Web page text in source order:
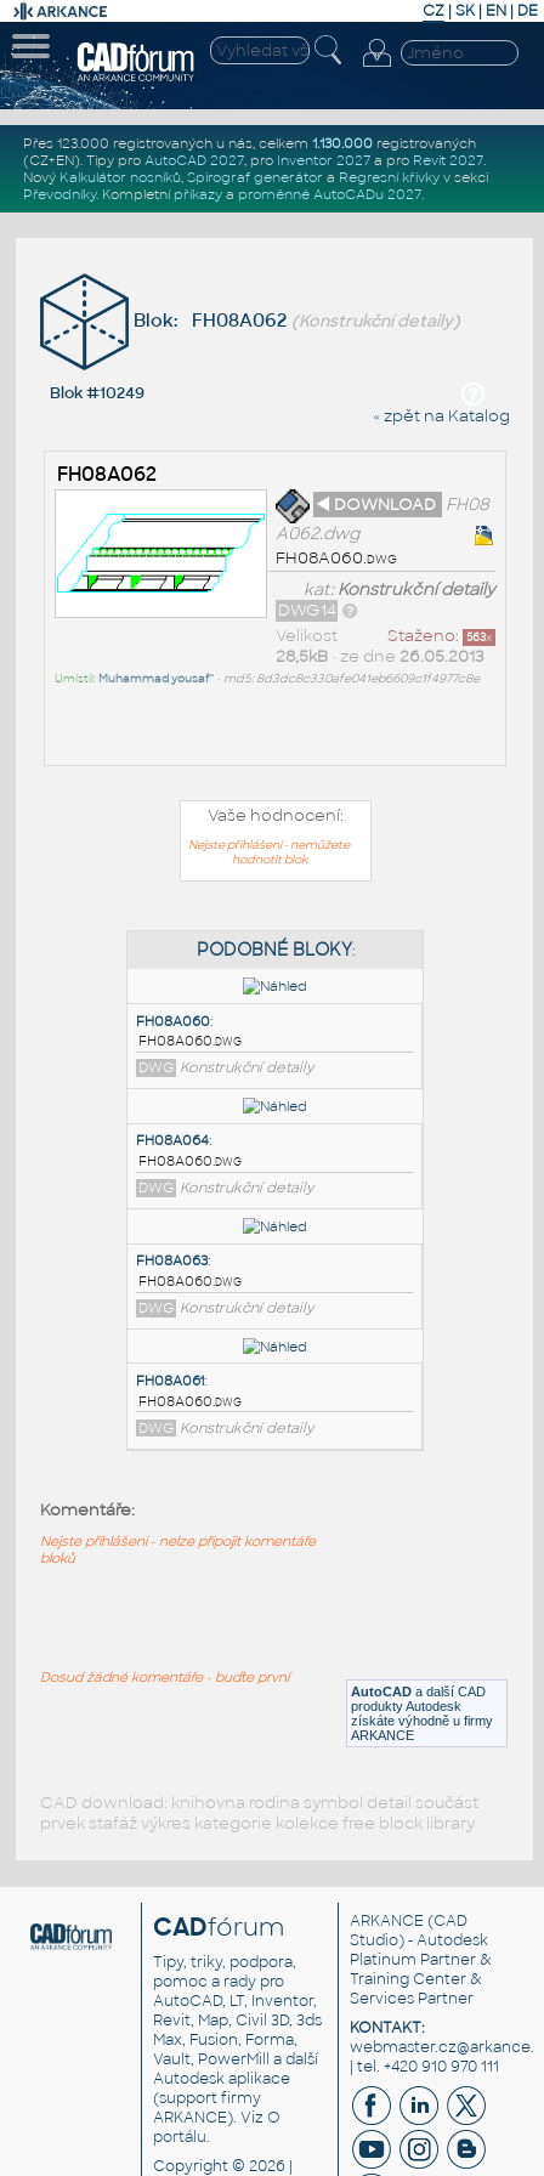
CZ | SK| EN | DE
Přes 123.000 registrovaných u nás, celkem 1.130.000registrovaných
(CZ+EN). Tipy pro AutoCAD 2027, pro Inventor 2027a pro Revit 2027.
Nový Kalkulátor nosníků, Spirograf generátor a Regresní křivkyv sekci
Převodníky. Kompletní příkazya proměnné AutoCADu 2027.
Blok: FH08A062 (Konstrukční detaily)
Blok #10249
« zpět na Katalog
FH08A062
◄ DOWNLOAD FH08
A062.dwg
FH08A060.dwg
kat:Konstrukční detaily
DWG14
Staženo: 563x
Velikost
28,5kB• ze dne 26.05.2013
Umístil: Muhammad yousaf^ • md5: 8d3dc8c330afe041eb6609c1f4977c8e
Vaše hodnocení:
Nejste přihlášeni - nemůžete
hodnotit blok
PODOBNÉ BLOKY:
FH08A060
FH08A060.dwg
DWG
FH08A064:
FH08A060.dwg
DWG Konstrukční detaily
DWG Konstrukční detaily
DWG Konstrukční detaily
AutoCAD a další CAD
produkty Autodesk
získáte výhodně u firmy
ARKANCE
Komentáře:
Nejste přihlášeni - nelze připojit komentáře
bloků
Dosud žádné komentáře - buďte první
CAD download: knihovna rodina symbol detail součást
prvek stafáž výkres kategorie kolekce free block library
CADfórum
Tipy, triky, podpora,
pomoc a rady pro
AutoCAD, LT, Inventor,
Revit, Map, Civil 3D, 3ds
Max, Fusion, Forma,
Vault, PowerMill a další
Autodesk aplikace
(support firmy
ARKANCE). VizO
portálu.
Copyright © 2026 |
ARKANCE (CAD
Studio) - Autodesk
Platinum Partner &
Training Center &
Services Partner
KONTAKT:
| tel. +420 910 970 111